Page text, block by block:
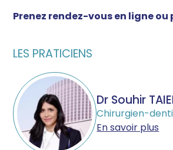
Prenez rendez-vous en ligne
LES PRATICIENS
Dr Souhir
Chirurgien-
En savoir plus